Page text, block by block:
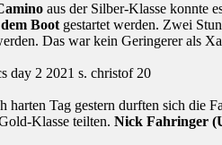
aus der Silber-Klasse konnte
Boot gestartet werden. Zwei
Das war kein Geringerer als
harten Tag gestern durften sich die
Klasse teilten. Nick Fahringer